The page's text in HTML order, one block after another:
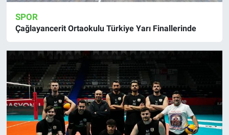
SPOR
Çağlayancerit Ortaokulu Türkiye Yarı Finallerinde